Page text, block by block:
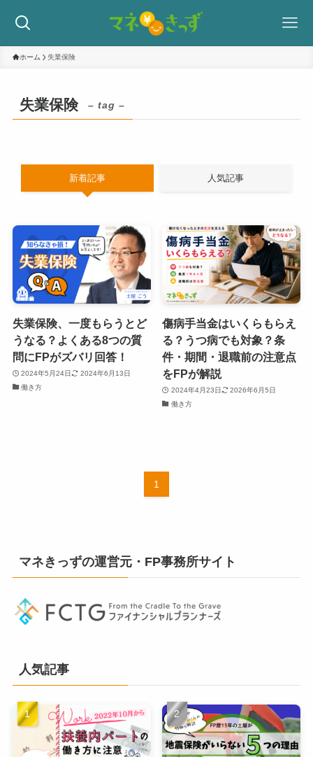
ホーム 失業保険
失業保険 – tag –
新着記事 人気記事
失業保険、一度もらうとど
うなる？よくある8つの質
問にFPがズバリ回答！
2024年5月24日
2024年6月13日
働き方
傷病手当金はいくらもらえ
る？うつ病でも対象？条
件・期間・退職前の注意点
をFPが解説
2024年4月23日
2026年6月5日
働き方
1
マネきっずの運営元・FP事務所サイト
人気記事